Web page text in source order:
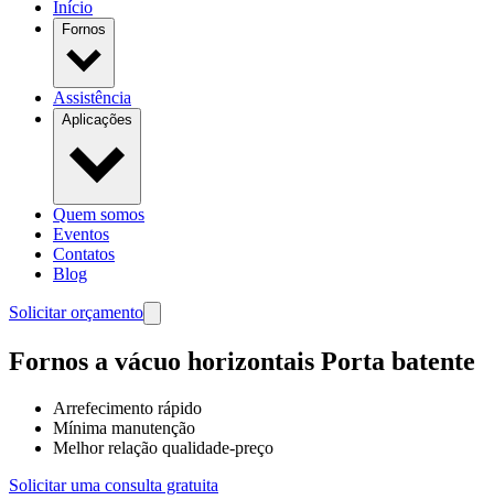
Início
Fornos
Assistência
Aplicações
Quem somos
Eventos
Contatos
Blog
Solicitar orçamento
Fornos a vácuo horizontais Porta batente
Arrefecimento rápido
Mínima manutenção
Melhor relação qualidade-preço
Solicitar uma consulta gratuita